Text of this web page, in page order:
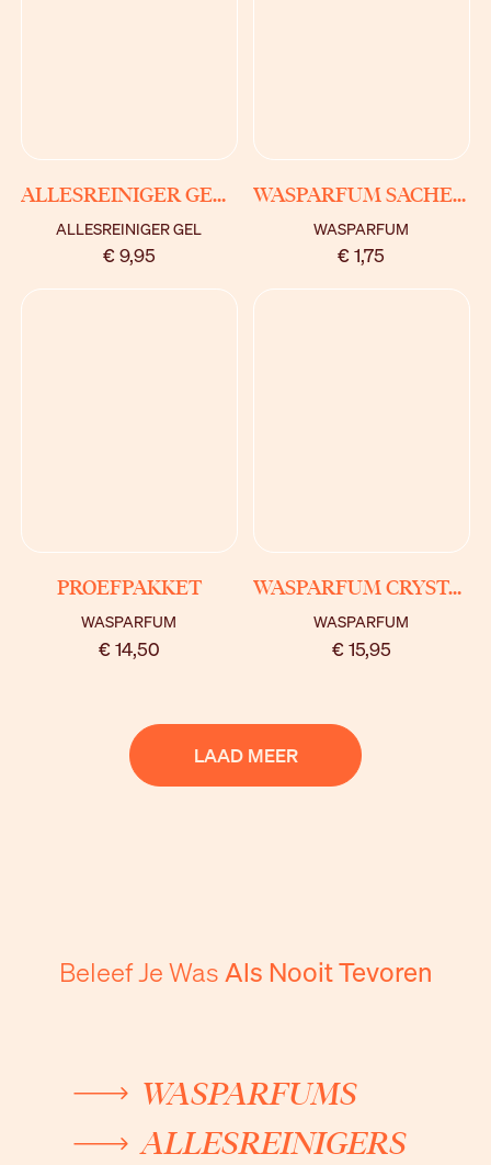
ALLESREINIGER GEL
€ 9,95
ALLESREINIGER GEL PASSIONE
WASPARFUM
€ 1,75
WASPARFUM SACHETS
WASPARFUM
€ 14,50
PROEFPAKKET
WASPARFUM
€ 15,95
WASPARFUM CRYSTAL
LAAD MEER
Beleef Je WasAls Nooit Tevoren
WASPARFUMS
ALLESREINIGERS